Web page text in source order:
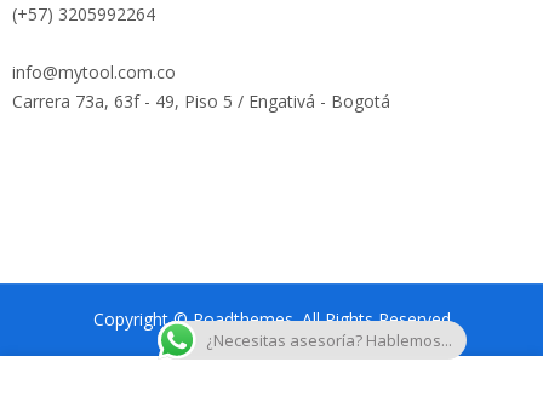
(+57) 3205992264
info@mytool.com.co
Carrera 73a, 63f - 49, Piso 5 / Engativá - Bogotá
Copyright © Roadthemes. All Rights Reserved
¿Necesitas asesoría? Hablemos...